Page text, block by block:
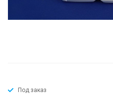
Под заказ